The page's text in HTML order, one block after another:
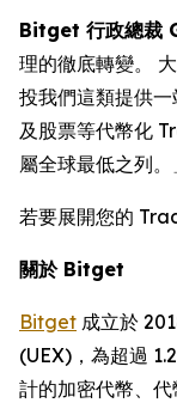
Bitget 行政總裁
理的徹底轉變。
投我們這類提供
及股票等代幣化
屬全球最低之列。
若要展開您的
關於 Bitget
Bitget 成立於
(UEX)，為超過
計的加密代幣、